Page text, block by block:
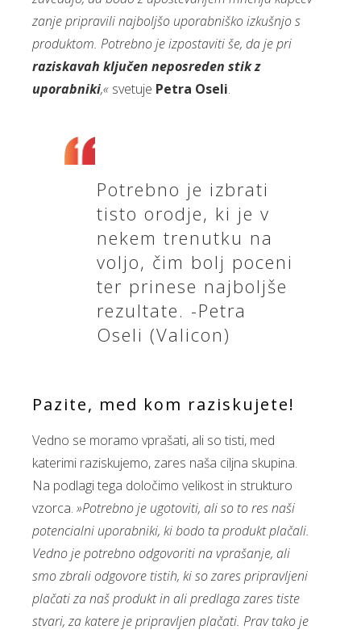
zanje pripravili najboljšo uporabniško izkušnjo s
produktom. Potrebno je izpostaviti še, da je pri
raziskavah ključen neposreden stik z
uporabniki,« svetuje Petra Oseli.
Potrebno je izbrati
tisto orodje, ki je v
nekem trenutku na
voljo, čim bolj poceni
ter prinese najboljše
rezultate. -Petra
Oseli (Valicon)
Pazite, med kom raziskujete!
Vedno se moramo vprašati, ali so tisti, med
katerimi raziskujemo, zares naša ciljna skupina.
Na podlagi tega določimo velikost in strukturo
vzorca. »Potrebno je ugotoviti, ali so to res naši
potencialni uporabniki, ki bodo ta produkt plačali.
Vedno je potrebno odgovoriti na vprašanje, ali
smo zbrali odgovore tistih, ki so zares pripravljeni
plačati za naš produkt in ali predlaga zares tiste
stvari, za katere je pripravljen plačati. Prav tako je